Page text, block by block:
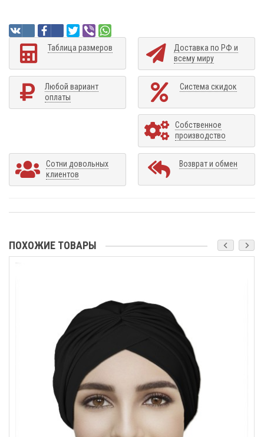
Таблица размеров
Доставка по РФ и
всему миру
Любой вариант
оплаты
Система скидок
Собственное
производство
Сотни довольных
клиентов
Возврат и обмен
ПОХОЖИЕ ТОВАРЫ